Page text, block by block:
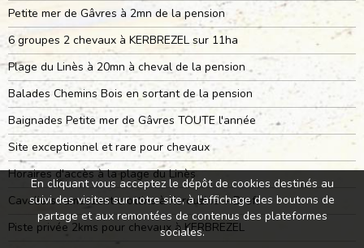
Petite mer de Gâvres à 2mn de la pension
6 groupes 2 chevaux à KERBREZEL sur 11ha
Plage du Linès à 20mn à cheval de la pension
Balades Chemins Bois en sortant de la pension
Baignades Petite mer de Gâvres TOUTE l'année
Site exceptionnel et rare pour chevaux
Horaires d'accès à la plage du Linès
Cavaliers ramassent crottins à Kerouzine + Dreff
Piste privée 2kms pour chevaux à KERBREZEL
En cliquant vous acceptez le dépôt de cookies destinés au
suivi des visites sur notre site, à l'affichage des boutons de
partage et aux remontées de contenus des plateformes
sociales.